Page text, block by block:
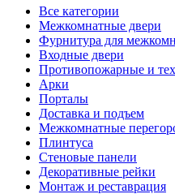
Все категории
Межкомнатные двери
Фурнитура для
Входные двери
Противопожарные и
Арки
Порталы
Доставка и подъем
Межкомнатные
Плинтуса
Стеновые панели
Декоративные рейки
Монтаж и реставрация